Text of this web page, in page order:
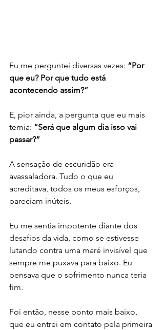
Eu me perguntei diversas vezes: “Por
que eu? Por que tudo está
acontecendo assim?”
E, pior ainda, a pergunta que eu mais
temia: “Será que algum dia isso vai
passar?”
A sensação de escuridão era
avassaladora. Tudo o que eu
acreditava, todos os meus esforços,
pareciam inúteis.
Eu me sentia impotente diante dos
desafios da vida, como se estivesse
lutando contra uma maré invisível que
sempre me puxava para baixo. Eu
pensava que o sofrimento nunca teria
fim.
Foi então, nesse ponto mais baixo,
que eu entrei em contato pela primeira